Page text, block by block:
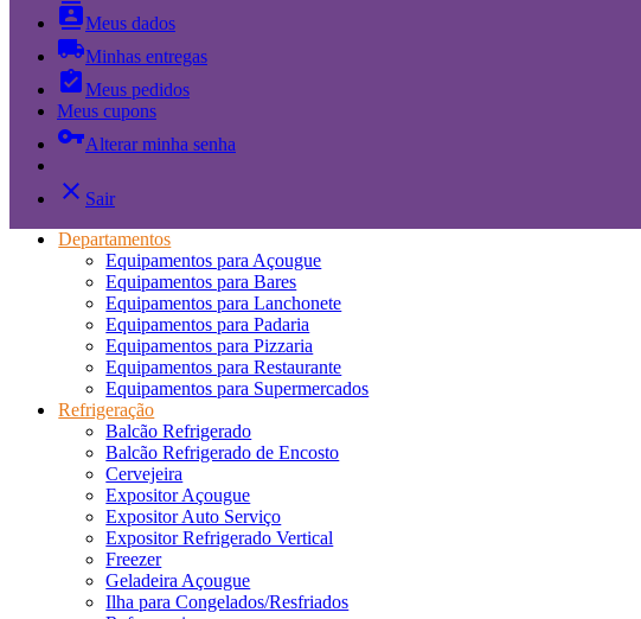
contactsMeus dados
local_shippingMinhas entregas
assignment_turned_inMeus pedidos
Meus cupons
vpn_keyAlterar minha senha
close Sair
Departamentos
Equipamentos para Açougue
Equipamentos para Bares
Equipamentos para Lanchonete
Equipamentos para Padaria
Equipamentos para Pizzaria
Equipamentos para Restaurante
Equipamentos para Supermercados
Refrigeração
Balcão Refrigerado
Balcão Refrigerado de Encosto
Cervejeira
Expositor Açougue
Expositor Auto Serviço
Expositor Refrigerado Vertical
Freezer
Geladeira Açougue
Ilha para Congelados/Resfriados